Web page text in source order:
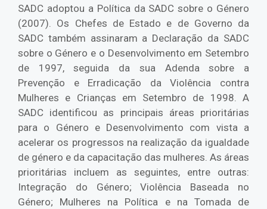
SADC adoptou a Política da SADC sobre o Género
(2007). Os Chefes de Estado e de Governo da
SADC também assinaram a Declaração da SADC
sobre o Género e o Desenvolvimento em Setembro
de 1997, seguida da sua Adenda sobre a
Prevenção e Erradicação da Violência contra
Mulheres e Crianças em Setembro de 1998. A
SADC identificou as principais áreas prioritárias
para o Género e Desenvolvimento com vista a
acelerar os progressos na realização da igualdade
de género e da capacitação das mulheres. As áreas
prioritárias incluem as seguintes, entre outras:
Integração do Género; Violência Baseada no
Género; Mulheres na Política e na Tomada de